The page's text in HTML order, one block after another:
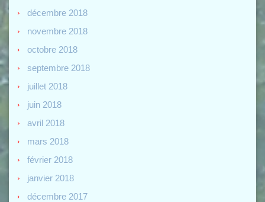
décembre 2018
novembre 2018
octobre 2018
septembre 2018
juillet 2018
juin 2018
avril 2018
mars 2018
février 2018
janvier 2018
décembre 2017